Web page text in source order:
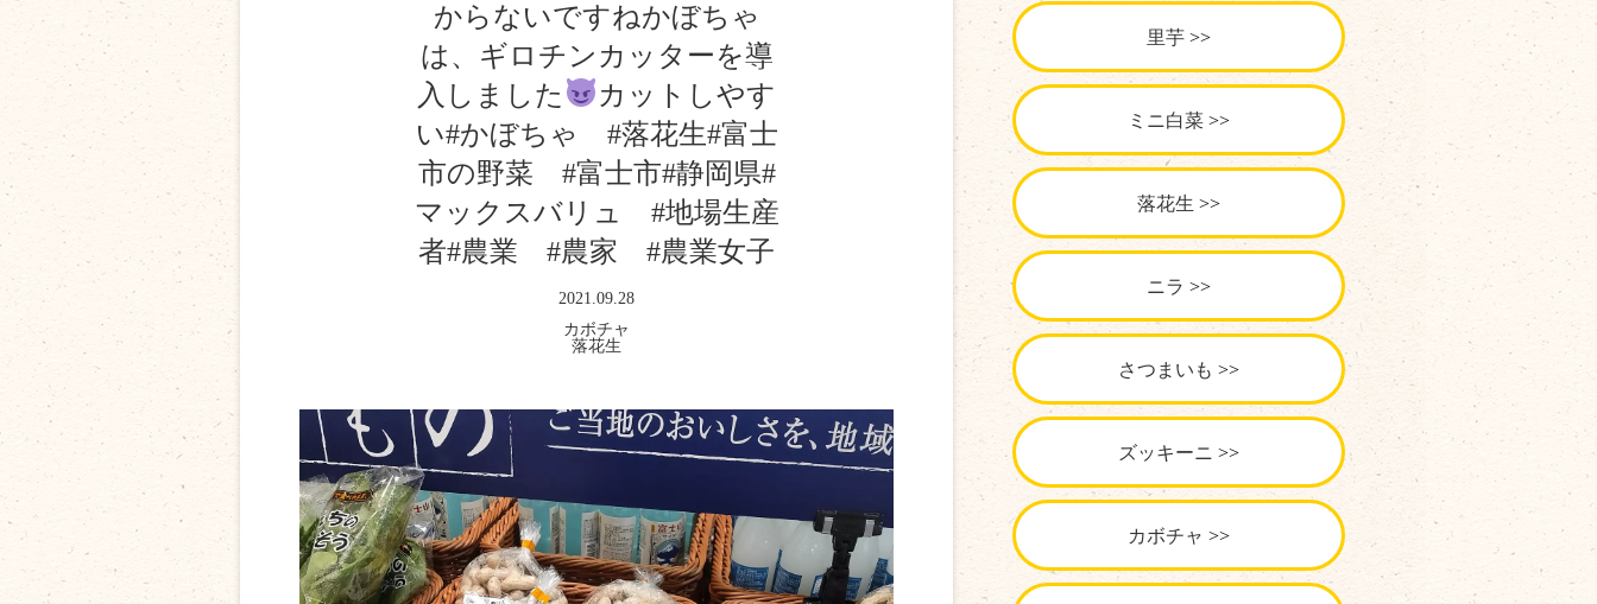
からないですねかぼちゃ
は、ギロチンカッターを導
入しました
カットしやす
い#かぼちゃ #落花生#富士
市の野菜 #富士市#静岡県#
マックスバリュ #地場生産
者#農業 #農家 #農業女子
2021.09.28
カボチャ
落花生
里芋
ミニ白菜
落花生
ニラ
さつまいも
ズッキーニ
カボチャ